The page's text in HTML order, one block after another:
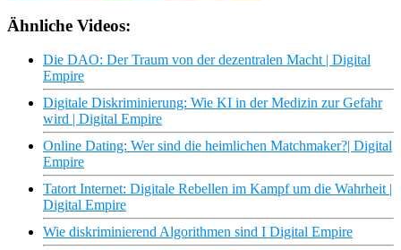
Ähnliche Videos:
Die DAO: Der Traum von der dezentralen Macht | Digital
Empire
Digitale Diskriminierung: Wie KI in der Medizin zur Gefahr
wird | Digital Empire
Online Dating: Wer sind die heimlichen Matchmaker?| Digital
Empire
Tatort Internet: Digitale Rebellen im Kampf um die Wahrheit |
Digital Empire
Wie diskriminierend Algorithmen sind I Digital Empire